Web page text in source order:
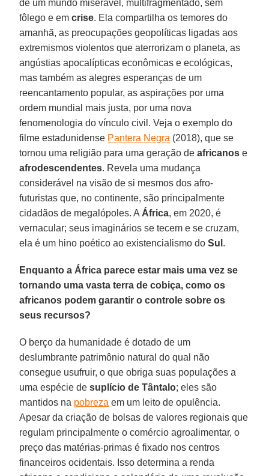
de um mundo miserável, multifragmentado, sem
fôlego e emcrise. Ela compartilha os temores do
amanhã, as preocupações geopolíticas ligadas aos
extremismos violentos que aterrorizam o planeta, as
angústias apocalípticas econômicas e ecológicas,
mas também as alegres esperanças de um
reencantamento popular, as aspirações por uma
ordem mundial mais justa, por uma nova
fenomenologia do vínculo civil. Veja o exemplo do
filme estadunidense Pantera Negra (2018), que se
tornou uma religião para uma geração deafricanos e
afrodescendentes. Revela uma mudança
considerável na visão de si mesmos dos afro-
futuristas que, no continente, são principalmente
cidadãos de megalópoles. A África, em 2020, é
vernacular; seus imaginários se tecem e se cruzam,
ela é um hino poético ao existencialismo doSul .
Enquanto a África parece estar mais uma vez se
tornando uma vasta terra de cobiça, como os
africanos podem garantir o controle sobre os
seus recursos?
O berço da humanidade é dotado de um
deslumbrante patrimônio natural do qual não
consegue usufruir, o que obriga suas populações a
uma espécie desuplício de Tântalo; eles são
mantidos na pobreza em um leito de opulência.
Apesar da criação de bolsas de valores regionais que
regulam principalmente o comércio agroalimentar, o
preço das matérias-primas é fixado nos centros
financeiros ocidentais. Isso determina a renda